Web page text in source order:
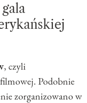
, czyli
Podobnie
zorganizowano w